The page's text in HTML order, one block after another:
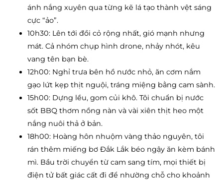
ánh nắng xuyên qua từng kẽ lá tạo thành vệt sáng
cực “ảo”.
10h30: Lên tới đồi cỏ rộng nhất, gió mạnh nhưng
mát. Cả nhóm chụp hình drone, nhảy nhót, kêu
vang tên bạn bè.
12h00: Nghỉ trưa bên hồ nước nhỏ, ăn cơm nắm
gạo lứt kẹp thịt nguội, tráng miệng bằng cam sành.
15h00: Dựng lều, gom củi khô. Tôi chuẩn bị nước
sốt BBQ thơm nồng nàn và vài xiên thịt heo một
nắng nuôi thả ở bản.
18h00: Hoàng hôn nhuộm vàng thảo nguyên, tôi
rán thêm miếng bơ Đắk Lắk béo ngậy ăn kèm bánh
mì. Bầu trời chuyển từ cam sang tím, mọi thiết bị
điện tử bất giác cất đi để nhường chỗ cho khoảnh